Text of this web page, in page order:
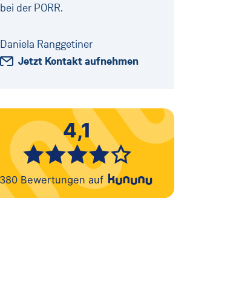
bei der PORR.
Daniela Ranggetiner
Jetzt Kontakt aufnehmen